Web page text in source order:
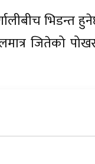
भिडन्त
जितेको